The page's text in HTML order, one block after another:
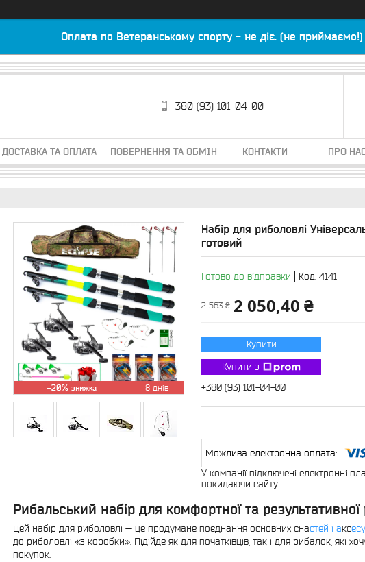
Оплата по Ветеранському спорту - не діє. (не приймаємо!)
+380 (93) 101-04-00
ДОСТАВКА ТА ОПЛАТА ПОВЕРНЕННЯ ТА ОБМІН КОНТАКТИ ПРО
–20% 8 днів
Набір для риболовлі
готовий
Готово до відправки Код: 4141
2 563 ₴ 2 050,40 ₴
Купити
Купити з
+380 (93) 101-04-00
У компанії підключені електронні
покидаючи сайту.
Рибальський набір для комфортної та результативної
Цей набір для риболовлі — це продумане поєднання основних снастей і акс
до риболовлі «з коробки». Підійде як для початківців, так і для рибалок, які
покупок.